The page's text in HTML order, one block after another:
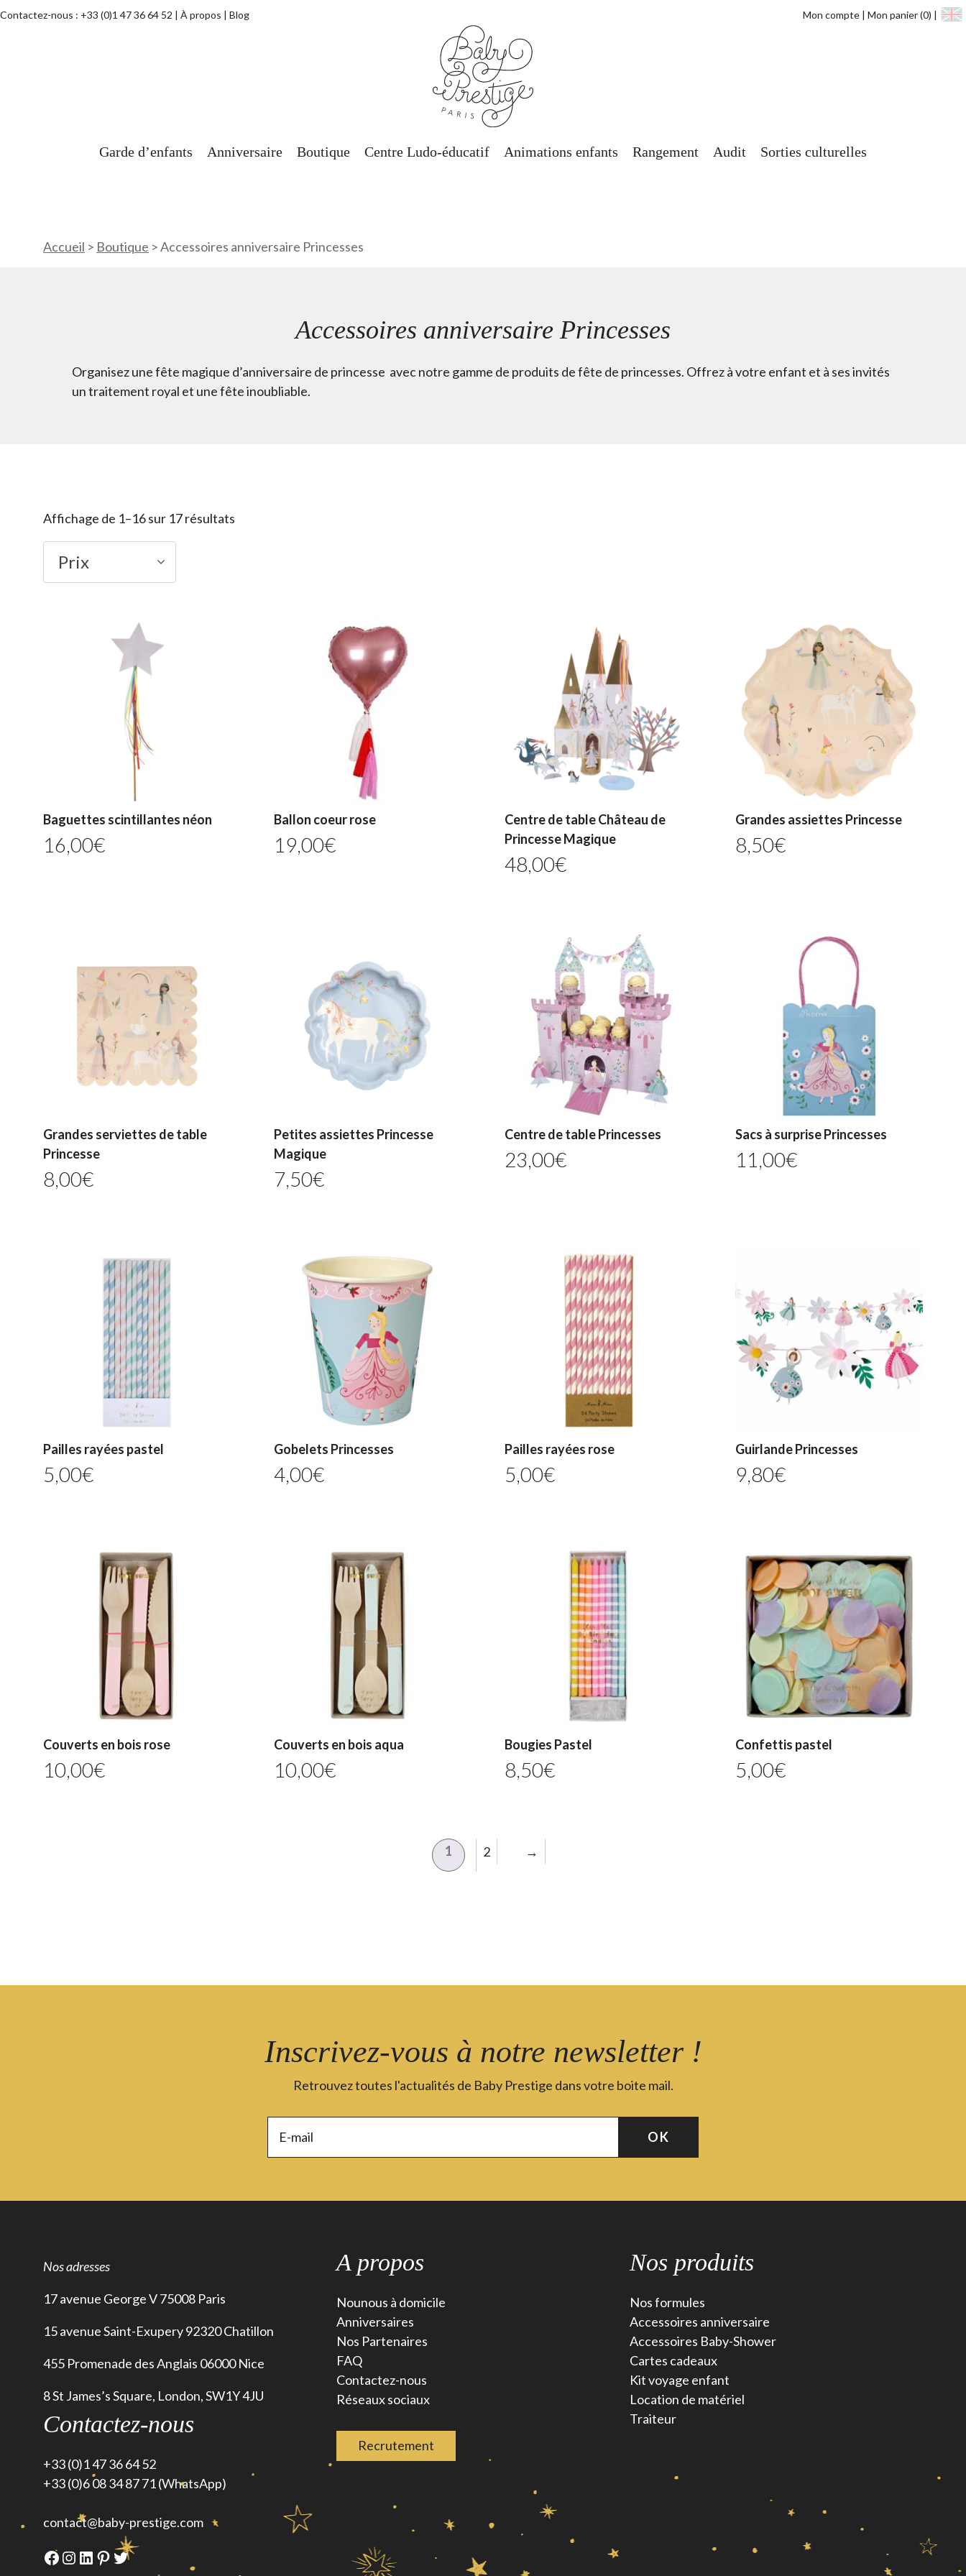
Contactez-nous : +33 (0)1 47 36 64 52 À propos Blog Mon compte Mon panier(0)
Garde d’enfants Anniversaire Boutique Centre Ludo-éducatif Animations enfants Rangement Audit Sorties culturelles
Accueil > Boutique >Accessoires anniversaire Princesses
Accessoires anniversaire Princesses
Organisez une fête magique d’anniversaire de princesse avec notre gamme de produits de fête de princesses. Offrez à votre enfant et à ses invités
un traitement royal et une fête inoubliable.
Affichage de 1–16 sur 17 résultats
Prix
Baguettes scintillantes néon
16,00€
Ballon coeur rose
19,00€
Centre de table Château de
Princesse Magique
48,00€
Grandes assiettes Princesse
8,50€
Grandes serviettes de table
Princesse
8,00€
Petites assiettes Princesse
Magique
7,50€
Centre de table Princesses
23,00€
Sacs à surprise Princesses
11,00€
Pailles rayées pastel
5,00€
Gobelets Princesses
4,00€
Pailles rayées rose
5,00€
Guirlande Princesses
9,80€
Couverts en bois rose
10,00€
Couverts en bois aqua
10,00€
Bougies Pastel
8,50€
Confettis pastel
5,00€
1 2 →
Inscrivez-vous à notre newsletter !
Retrouvez toutes l'actualités de Baby Prestige dans votre boite mail.
Nos adresses
17 avenue George V 75008 Paris
15 avenue Saint-Exupery 92320 Chatillon
455 Promenade des Anglais 06000 Nice
8 St James’s Square, London, SW1Y 4JU
Contactez-nous
+33 (0)1 47 36 64 52
+33 (0)6 08 34 87 71 (WhatsApp)
contact@baby-prestige.com
Facebook
Instagram
LinkedIn
Pinterest
Twitter
A propos
Nounous à domicile
Anniversaires
Nos Partenaires
FAQ
Contactez-nous
Réseaux sociaux
Recrutement
Nos produits
Nos formules
Accessoires anniversaire
Accessoires Baby-Shower
Cartes cadeaux
Kit voyage enfant
Location de matériel
Traiteur